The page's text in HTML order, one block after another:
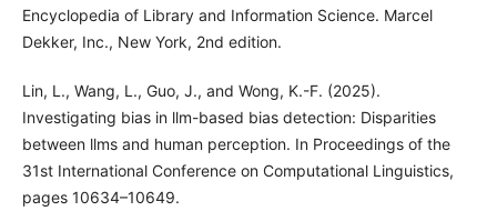
Encyclopedia of Library and Information Science. Marcel
Dekker, Inc., New York, 2nd edition.
Lin, L., Wang, L., Guo, J., and Wong, K.-F. (2025).
Investigating bias in llm-based bias detection: Disparities
between llms and human perception. In Proceedings of the
31st International Conference on Computational Linguistics,
pages 10634–10649.